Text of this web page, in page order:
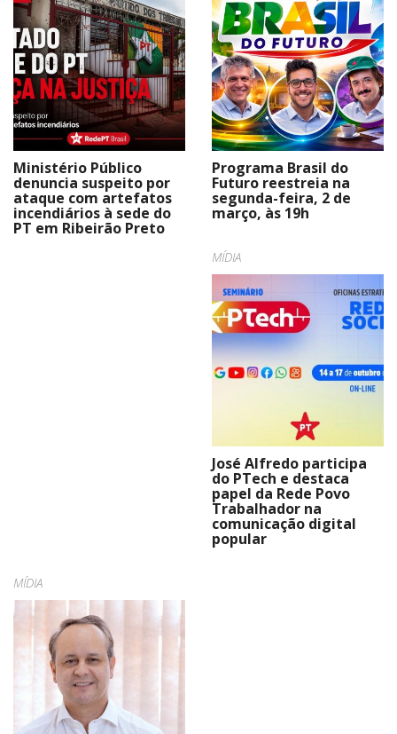
Ministério Público
denuncia suspeito por
ataque com artefatos
incendiários à sede do
PT em Ribeirão Preto
Programa Brasil do
Futuro reestreia na
segunda-feira, 2 de
março, às 19h
MÍDIA
José Alfredo participa
do PTech e destaca
papel da Rede Povo
Trabalhador na
comunicação digital
popular
MÍDIA